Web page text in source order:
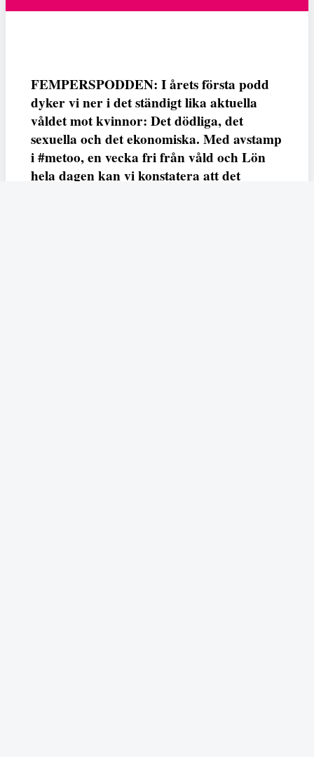
FEMPERSPODDEN: I årets första podd
dyker vi ner i det ständigt lika aktuella
våldet mot kvinnor: Det dödliga, det
sexuella och det ekonomiska. Med avstamp
i #metoo, en vecka fri från våld och Lön
hela dagen kan vi konstatera att det